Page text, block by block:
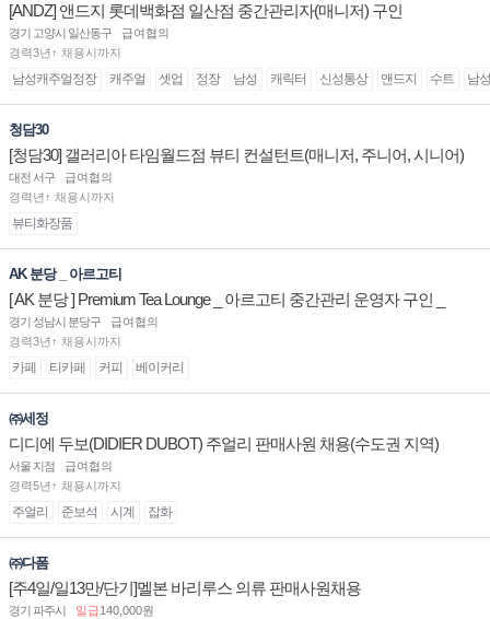
[ANDZ] 앤드지 롯데백화점 일산점 중간관리자(매니저) 구인
경기 고양시 일산동구
급여협의
경력3년↑ 채용시까지
남성캐주얼정장 캐주얼 셋업 정장 남성 캐릭터 신성통상 앤드지 수트 남
청담30
[청담30] 갤러리아 타임월드점 뷰티 컨설턴트(매니저, 주니어, 시니어)
채용
대전 서구
급여협의
경력년↑ 채용시까지
뷰티화장품
AK 분당 _ 아르고티
[ AK 분당 ] Premium Tea Lounge _ 아르고티 중간관리 운영자 구인 _
경기 성남시 분당구
급여협의
경력3년↑ 채용시까지
카페 티카페 커피 베이커리
㈜세정
디디에 두보(DIDIER DUBOT) 주얼리 판매사원 채용(수도권 지역)
서울 지점
급여협의
경력5년↑ 채용시까지
주얼리 준보석 시계 잡화
㈜다폼
[주4일/일13만/단기]멜본 바리루스 의류 판매사원채용
경기 파주시 일급140,000원